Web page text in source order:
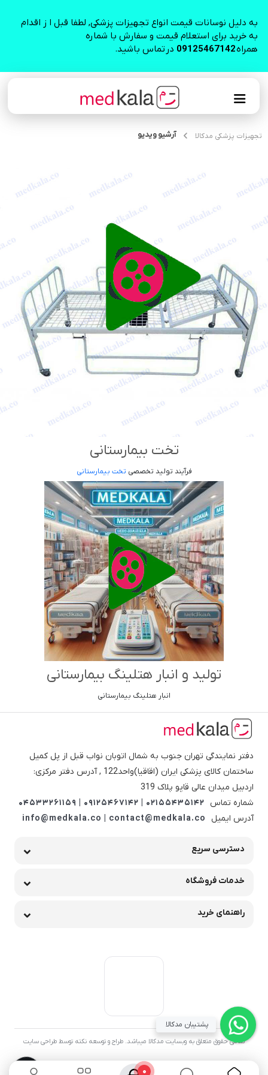
به دلیل نوسانات قیمت انواع تجهیزات پزشکی, لطفا قبل ا ز اقدام
به خرید برای استعلام قیمت و سفارش با شماره
همراه09125467142 در تماس باشید.
تجهیزات پزشکی مدکالا آرشیو ویدیو
تخت بیمارستانی
فرآیند تولید تخصصی تخت بیمارستانی
تولید و انبار هتلینگ بیمارستانی
انبار هتلینگ بیمارستانی
0
دفتر نمایندگی تهران جنوب به شمال اتوبان نواب قبل از پل کمیل
ساختمان کالای پزشکی ایران (اقاقیا)واحد122 , آدرس دفتر مرکزی:
اردبیل میدان عالی قاپو پلاک 319
شماره تماس 02155435142 | 09125467142 | 04533261159
آدرس ایمیل
info@medkala.co | contact@medkala.co
دسترسی سریع
خدمات فروشگاه
راهنمای خرید
تمامی حقوق متعلق به وبسایت مدکالا میباشد. طراح و توسعه نکته توسط طراحی سایت
پشتیبان مدکالا